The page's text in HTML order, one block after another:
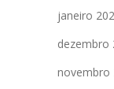
janeiro
dezembro
novembro